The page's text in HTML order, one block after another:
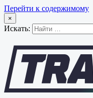
Перейти к содержимому
×
Искать: